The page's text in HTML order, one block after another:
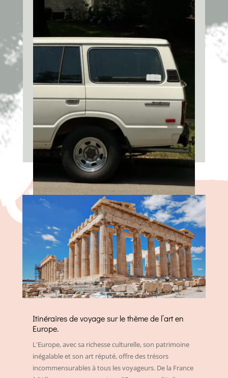
Itinéraires de voyage sur le thème de l’art en
Europe.
L'Europe, avec sa richesse culturelle, son patrimoine
inégalable et son art réputé, offre des trésors
incommensurables à tous les voyageurs. De la France